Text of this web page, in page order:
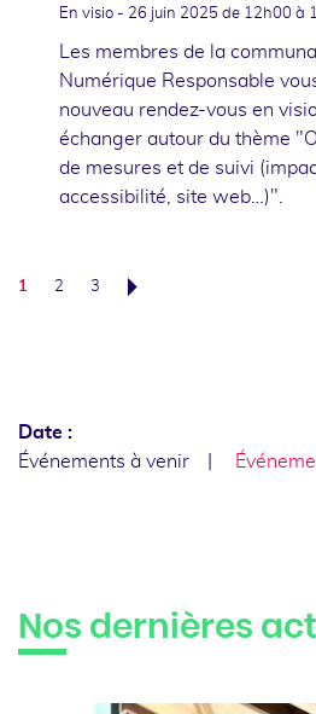
En visio - 26 juin 2025 de 12h00 à
Les membres de la
Numérique Responsable
nouveau rendez-vous en
échanger autour du thème
de mesures et de suivi
accessibilité, site web…)".
1 2 3
Date :
Événements à venir
Nos dernières